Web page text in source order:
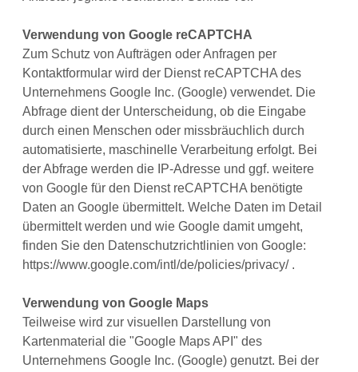
Verwendung von Google reCAPTCHA
Zum Schutz von Aufträgen oder Anfragen per
Kontaktformular wird der Dienst reCAPTCHA des
Unternehmens Google Inc. (Google) verwendet. Die
Abfrage dient der Unterscheidung, ob die Eingabe
durch einen Menschen oder missbräuchlich durch
automatisierte, maschinelle Verarbeitung erfolgt. Bei
der Abfrage werden die IP-Adresse und ggf. weitere
von Google für den Dienst reCAPTCHA benötigte
Daten an Google übermittelt. Welche Daten im Detail
übermittelt werden und wie Google damit umgeht,
finden Sie den Datenschutzrichtlinien von Google:
https://www.google.com/intl/de/policies/privacy/ .
Verwendung von Google Maps
Teilweise wird zur visuellen Darstellung von
Kartenmaterial die "Google Maps API" des
Unternehmens Google Inc. (Google) genutzt. Bei der